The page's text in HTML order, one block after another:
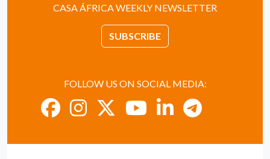
CASA ÁFRICA WEEKLY NEWSLETTER
SUBSCRIBE
FOLLOW US ON SOCIAL MEDIA: